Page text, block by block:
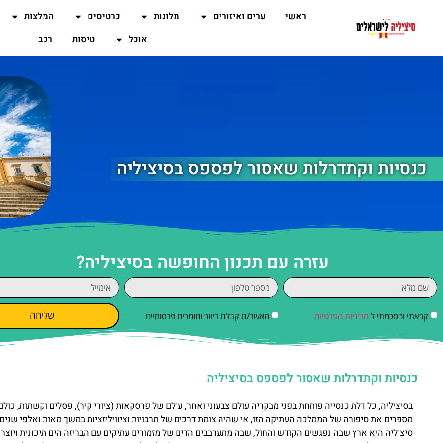
ראשי ערים ואיזורים מלונות כרטיסים
המלצות
אוכל
טיסות רכב
כנסיות וקתדרלות שאסור לפספס בסיציליה
עזרה עם תכנון החופשה בסיציליה?
קראתי והסכמתי ל מדיניות הפרטיות מאשר/ת קבלת דיוור וחומרים פרסומיים שליחה
כנסיות וקתדרלות שאסור לפספס בסיציליה
בסיציליה, כל דלת כנסייה פותחת בפני מבקריה עולם צבעוני ואחר, עולם של פרסקאות (ציורי קיר), פסלים וקשתות,
מספרים את סיפורה של הממלכה העתיקה הזו, אי שהיה צומת דרכים של תרבויות וציוויליזציות במשך מאות ואלפי
סיציליה היא ארץ שבה נפגשים הקודש והחול, שבה מתערבבים הדים של מזמורים עתיקים עם הבריזה הים תיכונית